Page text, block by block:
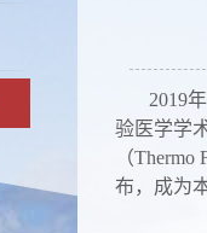
2019年8
验医学学
（
布，成为